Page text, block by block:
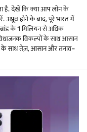
है. देखें कि क्या आप लोन के
अप्रूव होने के बाद, पूरे भारत में
के 1 मिलियन से अधिक
विकल्पों के साथ आसान
के साथ तेज़, आसान और तनाव-